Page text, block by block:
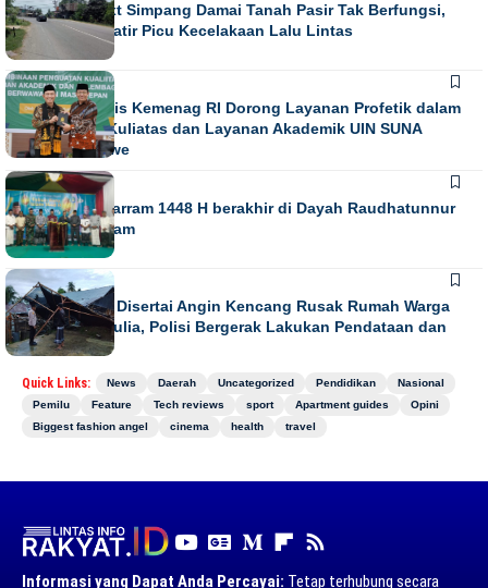
Running Text Simpang Damai Tanah Pasir Tak Berfungsi,
Warga Khawatir Picu Kecelakaan Lalu Lintas
NEWS
Direktur Diktis Kemenag RI Dorong Layanan Profetik dalam
Penguatan Kuliatas dan Layanan Akademik UIN SUNA
Lhokseumawe
NEWS
Gebyar Muharram 1448 H berakhir di Dayah Raudhatunnur
Alharuni Nisam
NEWS
Hujan Lebat Disertai Angin Kencang Rusak Rumah Warga
di Meurah Mulia, Polisi Bergerak Lakukan Pendataan dan
Koordinasi
Quick Links: News Daerah Uncategorized Pendidikan
Nasional
Pemilu
Feature Tech reviews sport Apartment guides
Opini
Biggest fashion angel
cinema health travel
Informasi yang Dapat Anda Percayai: Tetap terhubung secara